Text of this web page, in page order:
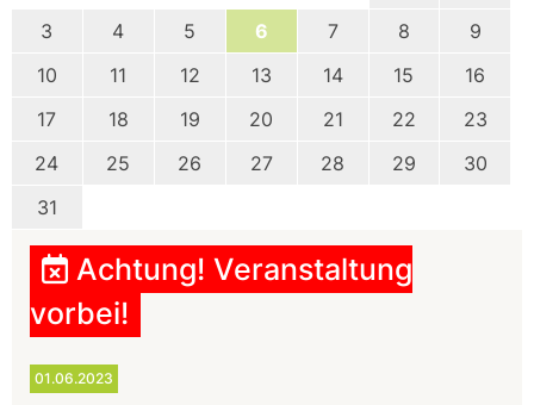
3
4 5 6 7 8
9
10
11 12 13 14 15
16
17
18 19 20 21 22
23
24
25 26 27 28 29
30
31
Achtung! Veranstaltung
vorbei!
01.06.2023